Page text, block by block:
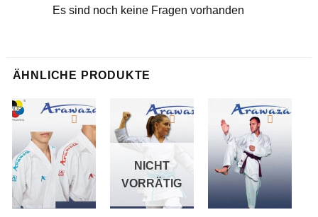
Es sind noch keine Fragen vorhanden
ÄHNLICHE PRODUKTE
NICHT
VORRÄTIG